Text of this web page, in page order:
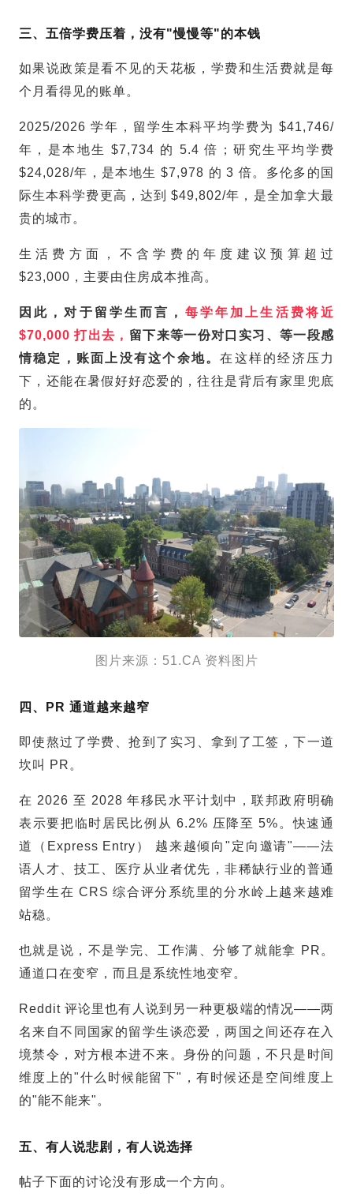
三、五倍学费压着，没有"慢慢等"的本钱
如果说政策是看不见的天花板，学费和生活费就是每
个月看得见的账单。
2025/2026 学年， 留学生本科平均学费为 $41,746/
年，是本地生 $7,734 的 5.4 倍；研究生平均学费
$24,028/年，是本地生 $7,978 的 3 倍。多伦多的国
际生本科学费更高，达到 $49,802/年，是全加拿大最
贵的城市。
生活费方面，不含学费的年度建议预算超过
$23,000，主要由住房成本推高。
因此，对于留学生而言， 每学年加上生活费将近
$70,000 打出去， 留下来等一份对口实习、等一段感
情稳定，账面上没有这个余地。在这样的经济压力
下，还能在暑假好好恋爱的，往往是背后有家里兜底
的。
图片来源：51.CA 资料图片
四、PR 通道越来越窄
即使熬过了学费、抢到了实习、拿到了工签，下一道
坎叫 PR。
在 2026 至 2028 年移民水平计划中，联邦政府明确
表示要把临时居民比例从 6.2% 压降至 5%。快速通
道（Express Entry） 越来越倾向"定向邀请"——法
语人才、技工、医疗从业者优先，非稀缺行业的普通
留学生在 CRS 综合评分系统里的分水岭上越来越难
站稳。
也就是说，不是学完、工作满、分够了就能拿 PR。
通道口在变窄，而且是系统性地变窄。
Reddit 评论里也有人说到另一种更极端的情况——两
名来自不同国家的留学生谈恋爱，两国之间还存在入
境禁令，对方根本进不来。身份的问题，不只是时间
维度上的"什么时候能留下"，有时候还是空间维度上
的"能不能来"。
五、有人说悲剧，有人说选择
帖子下面的讨论没有形成一个方向。